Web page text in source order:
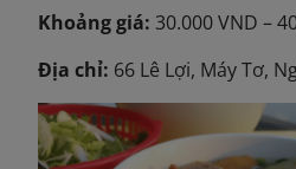
Khoảng giá: 30.000 VND –
Địa chỉ: 66 Lê Lợi, Máy Tơ,